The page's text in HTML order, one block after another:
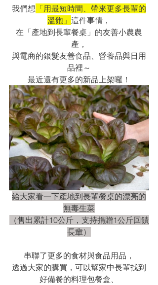
我們想 「用最短時間、帶來更多長輩的
溫飽」 這件事情，
在「產地到長輩餐桌」的友善小農農
產，
與電商的銀髮友善食品、營養品與日用
品裡～
最近還有更多的新品上架囉！
給大家看一下產地到長輩餐桌的漂亮的
無毒生菜
（售出累計10公斤，支持捐贈1公斤回饋
長輩）
串聯了更多的食材與食品用品，
透過大家的購買，可以幫家中長輩找到
好備餐的料理包餐盒、